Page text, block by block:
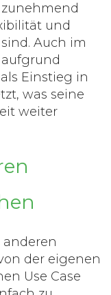
und
Auch im
Einstieg in
was seine
weiter
anderen
der eigenen
Use Case